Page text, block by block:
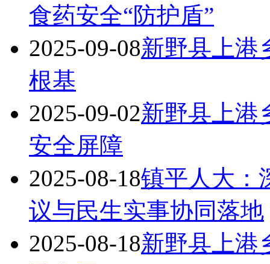
食药安全“防护盾”
2025-09-08新野县上港
根基
2025-09-02新野县上港
安全屏障
2025-08-18镇平人大：
议与民生实事协同落地
2025-08-18新野县上港